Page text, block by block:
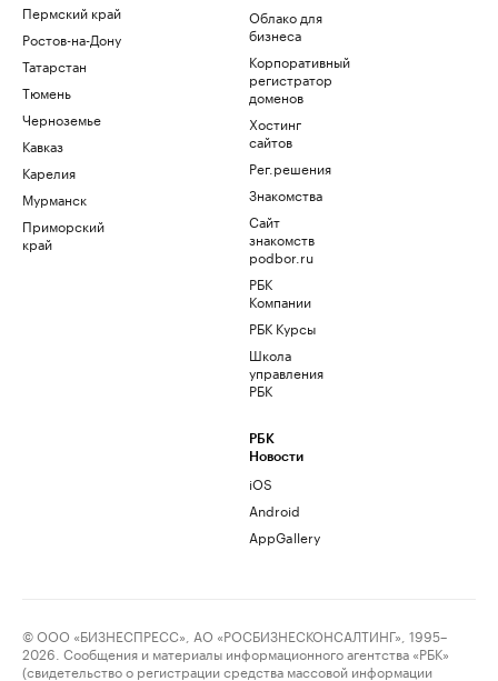
Пермский край
Ростов-на-Дону
Татарстан
Тюмень
Черноземье
Кавказ
Карелия
Мурманск
Приморский
край
Облако для
бизнеса
Корпоративный
регистратор
доменов
Хостинг
сайтов
Рег.решения
Знакомства
Сайт
знакомств
podbor.ru
РБК
Компании
РБК Курсы
Школа
управления
РБК
РБК
Новости
iOS
Android
AppGallery
© ООО «БИЗНЕСПРЕСС», АО «РОСБИЗНЕСКОНСАЛТИНГ», 1995–
2026. Сообщения и материалы информационного агентства «РБК»
(свидетельство о регистрации средства массовой информации